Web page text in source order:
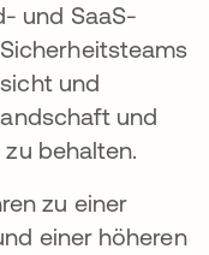
und SaaS-
und
und
behalten.
zu einer
einer höheren